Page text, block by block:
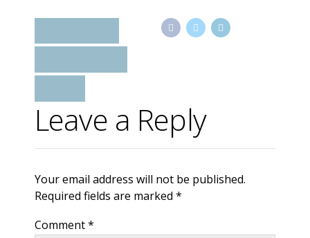
Leave a Reply
Your email address will not be published.
Required fields are marked *
Comment*